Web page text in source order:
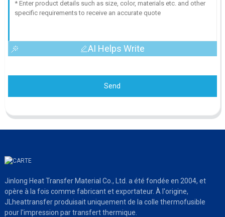
AI Helps Write
Send
Jinlong Heat Transfer Material Co., Ltd. a été fondée en 2004, et
opère à la fois comme fabricant et exportateur. À l'origine,
JLheattransfer produisait uniquement de la colle thermofusible
pour l'impression par transfert thermique.